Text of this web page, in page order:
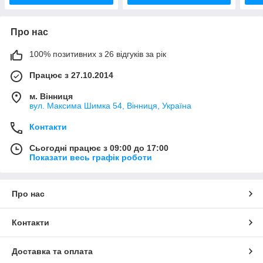
Про нас
100% позитивних з 26 відгуків за рік
Працює з 27.10.2014
м. Вінниця
вул. Максима Шимка 54, Вінниця, Україна
Контакти
Сьогодні працює з 09:00 до 17:00
Показати весь графік роботи
Про нас
Контакти
Доставка та оплата